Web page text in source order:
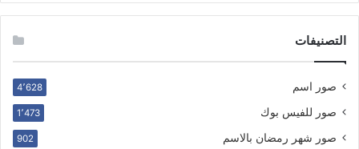
التصنيفات
صور اسم 4٬628
صور للفيس بوك 1٬473
صور شهر رمضان بالاسم 902